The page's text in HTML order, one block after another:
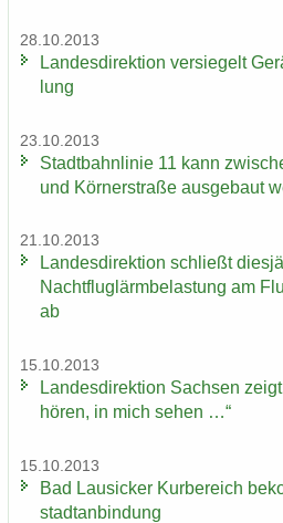
28.10.2013
Lan­des­di­rek­ti­on ver­sie­gelt
lung
23.10.2013
Stadt­bahn­li­nie 11 kann
und Körn­er­stra­ße aus­ge­baut
21.10.2013
Lan­des­di­rek­ti­on schließt
Nacht­flug­lärm­be­las­tung am
ab
15.10.2013
Lan­des­di­rek­ti­on Sach­sen
hören, in mich sehen …“
15.10.2013
Bad Lau­si­cker Kur­be­reich
stadt­an­bin­dung